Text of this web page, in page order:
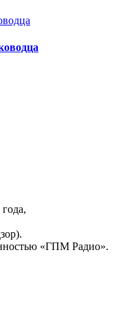
«ГПМ Радио».